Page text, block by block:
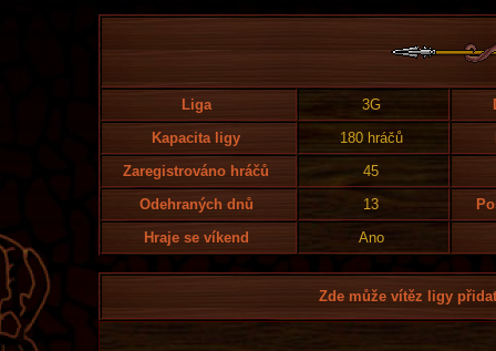
Liga 3G
Kapacita ligy
180 hráčů
Zaregistrováno hráčů
45
Odehraných dnů
13
Hraje se víkend
Ano
Zde může vítěz ligy